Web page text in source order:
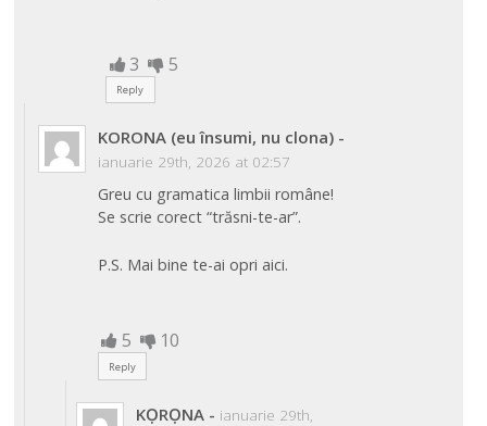
3 5
Reply
KORONA (eu însumi, nu clona) -
ianuarie 29th, 2026 at 02:57
Greu cu gramatica limbii române!
Se scrie corect “trăsni-te-ar”.
P.S. Mai bine te-ai opri aici.
5 10
Reply
KỌRỌNA - ianuarie 29th,